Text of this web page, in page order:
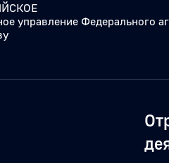
управление Федерального